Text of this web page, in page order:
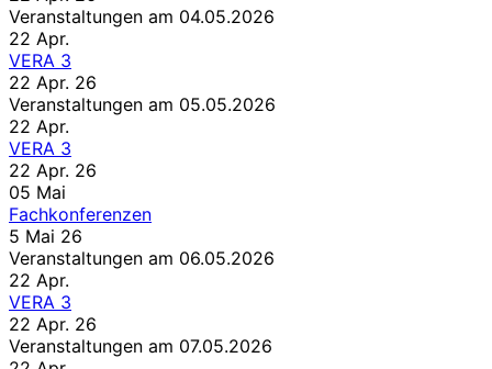
Veranstaltungen am 04.05.2026
22 Apr.
VERA 3
22 Apr. 26
Veranstaltungen am 05.05.2026
22 Apr.
VERA 3
22 Apr. 26
05 Mai
Fachkonferenzen
5 Mai 26
Veranstaltungen am 06.05.2026
22 Apr.
VERA 3
22 Apr. 26
Veranstaltungen am 07.05.2026